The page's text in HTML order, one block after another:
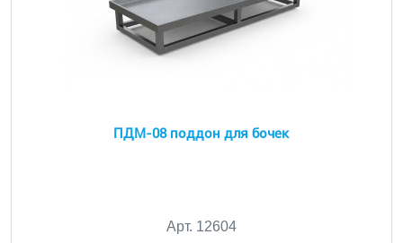
ПДМ-08 поддон для бочек
Арт. 12604